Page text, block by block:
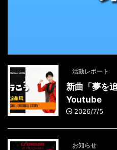
活動レポート
新曲「夢を
Youtube
2026/7/5
お知らせ